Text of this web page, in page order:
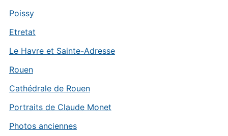
Poissy
Etretat
Le Havre et Sainte-Adresse
Rouen
Cathédrale de Rouen
Portraits de Claude Monet
Photos anciennes